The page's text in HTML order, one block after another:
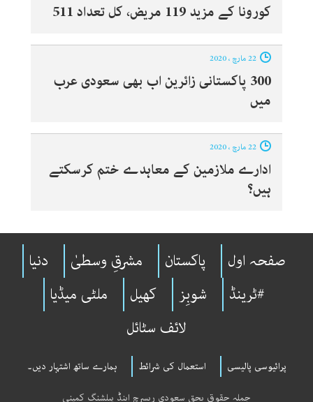
کورونا کے مزید 119 مریض، کل تعداد 511
300 پاکستانی زائرین اب بھی سعودی عرب
میں
ادارے ملازمین کے معاہدے ختم کرسکتے
ہیں؟
صفحہ اول پاکستان مشرقِ وسطیٰ
دنیا
#ٹرینڈ
شوبِز کھیل
ملٹی میڈیا
لائف سٹائل
پرائیوسی پالیسی استعمال کی شرائط ہمارے ساتھ اشتہار دیں۔
جملہ حقوق بحق سعودی ریسرچ اینڈ پبلشنگ کمپنی